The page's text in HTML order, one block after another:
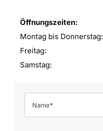
Öffnungszeiten:
Montag bis Donnerstag:
Freitag:
Samstag: